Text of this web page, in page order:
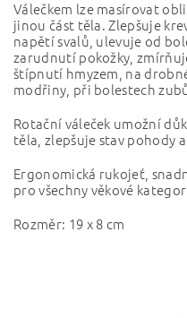
Válečkem lze masírovat
jinou část těla. Zlepšuje
napětí svalů, ulevuje od
zarudnutí pokožky,
štípnutí hmyzem, na
modřiny, při bolestech
Rotační váleček umožní
těla, zlepšuje stav pohody
Ergonomická rukojeť,
pro všechny věkové
Rozměr: 19 x 8 cm